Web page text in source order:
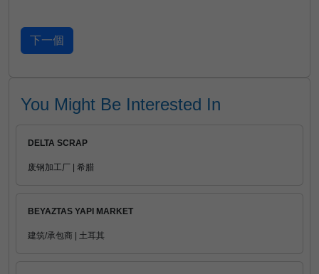
You Might Be Interested In
DELTA SCRAP
废钢加工厂 | 希腊
BEYAZTAS YAPI MARKET
建筑/承包商 | 土耳其